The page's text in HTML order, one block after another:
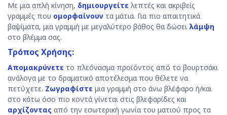
Με μια απλή κίνηση, δημιουργείτε λεπτές και ακριβείς
γραμμές που ομορφαίνουν τα μάτια. Για πιο απαιτητικά
βαψίματα, μια γραμμή με μεγαλύτερο βάθος θα δώσει λάμψη
στο βλέμμα σας.
Τρόπος Χρήσης:
Απομακρύνετε το πλεόνασμα προϊόντος από το βουρτσάκι
ανάλογα με το δραματικό αποτέλεσμα που θέλετε να
πετύχετε. Ζωγραφίστε μια γραμμή στο άνω βλέφαρο ή/και
στο κάτω όσο πιο κοντά γίνεται στις βλεφαρίδες και
αρχίζοντας από την εσωτερική γωνία του ματιού προς τα